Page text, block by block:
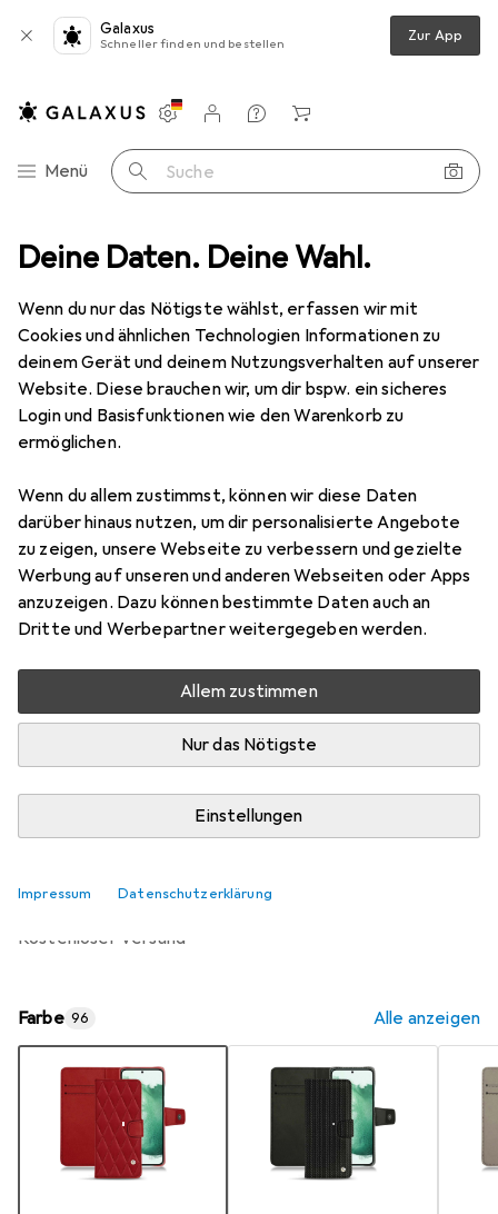
Deine Daten. Deine Wahl.
Wenn du nur das Nötigste wählst, erfassen wir mit
Cookies und ähnlichen Technologien Informationen zu
deinem Gerät und deinem Nutzungsverhalten auf unserer
Website. Diese brauchen wir, um dir bspw. ein sicheres
Login und Basisfunktionen wie den Warenkorb zu
ermöglichen.
Wenn du allem zustimmst, können wir diese Daten
darüber hinaus nutzen, um dir personalisierte Angebote
zu zeigen, unsere Webseite zu verbessern und gezielte
Werbung auf unseren und anderen Webseiten oder Apps
anzuzeigen. Dazu können bestimmte Daten auch an
Dritte und Werbepartner weitergegeben werden.
Allem zustimmen
Nur das Nötigste
Einstellungen
Impressum Datenschutzerklärung
Galaxus
Schneller finden und bestellen Zur App
Navigation nach Kategorien
Menü Suche
Einstellungen
Kundenkonto
Vergleichslisten
Merklisten
Warenkorb
Schutz Smartphone Hülle Noreve Lederschutzhülle Wallet
2 Bilder
NoreveLederschutzhülle Wallet
Preis in EUR inkl. MwSt.
EUR
109,–
Bewertungen
Zwischen Mo, 14.9. und Sa, 26.9. geliefert
Benachrichtigen, wenn schneller verfügbar
Lieferort angeben für genaue Lieferzeit
In den Warenkorb
kostenloser Versand
Farbe 96 Alle anzeigen